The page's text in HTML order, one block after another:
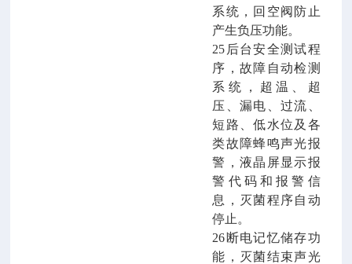
系统，回空阀防止
产生负压功能。
25后台安全测试程
序，故障自动检测
系统，超温、超
压、漏电、过流、
短路、低水位及各
类故障蜂鸣声光报
警，液晶屏显示报
警代码和报警信
息，灭菌程序自动
停止。
26断电记忆储存功
能 ，灭菌结束声光